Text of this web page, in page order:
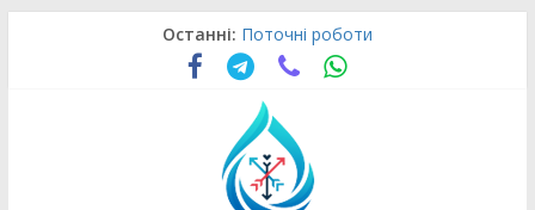
Останні: Поточні роботи
Поточні роботи
Поточні роботи
Поточні роботи
Поточні роботи